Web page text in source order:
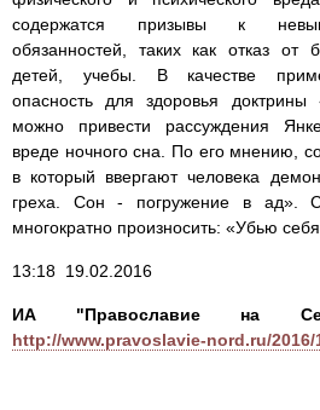
содержатся призывы к
обязанностей, таких как отказ от
детей, учебы. В качестве
опасность для здоровья доктрины
можно привести рассуждения
вреде ночного сна. По его мнению,
в который ввергают человека
греха. Сон - погружение в ад».
многократно произносить: «Убью
13:18 19.02.2016
ИА "Православие на
http://www.pravoslavie-nord.ru/2016/